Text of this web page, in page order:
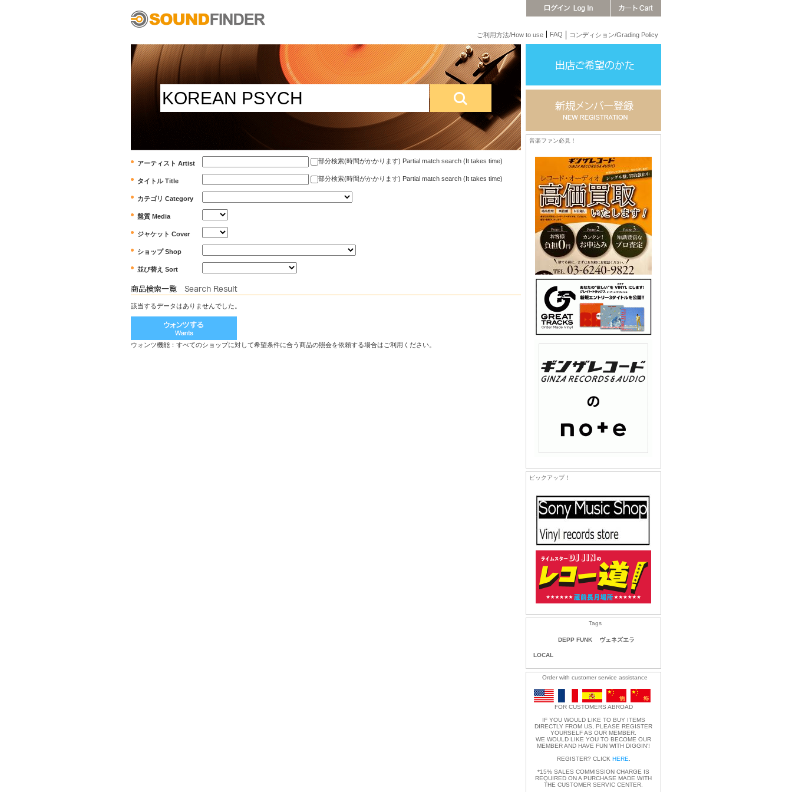
ご利用方法/How to use FAQ コンディション/Grading Policy
アーティスト Artist 部分検索(時間がかかります) Partial match search (It takes time)
タイトル Title 部分検索(時間がかかります) Partial match search (It takes time)
カテゴリ Category
盤質 Media
ジャケット Cover
ショップ Shop
並び替え Sort
該当するデータはありませんでした。
ウォンツ機能：すべてのショップに対して希望条件に合う商品の照会を依頼する場合はご利用ください。
音楽ファン必見！
ピックアップ！
Tags
DEPP FUNK ヴェネズエラ
LOCAL
Order with customer service assistance
FOR CUSTOMERS ABROAD
IF YOU WOULD LIKE TO BUY ITEMS
DIRECTLY FROM US, PLEASE REGISTER
YOURSELF AS OUR MEMBER.
WE WOULD LIKE YOU TO BECOME OUR
MEMBER AND HAVE FUN WITH DIGGIN'!
REGISTER? CLICK HERE
*15% SALES COMMISSION CHARGE IS
REQUIRED ON A PURCHASE MADE WITH
THE CUSTOMER SERVIC CENTER.